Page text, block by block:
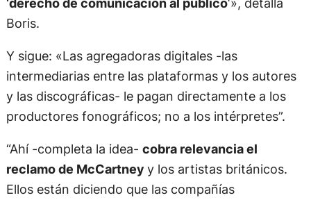
Boris.
Y sigue: «Las agregadoras digitales -las
intermediarias entre las plataformas y los autores
y las discográficas- le pagan directamente a los
productores fonográficos; no a los intérpretes”.
“Ahí -completa la idea- cobra relevancia el
reclamo de McCartney y los artistas británicos.
Ellos están diciendo que las compañías